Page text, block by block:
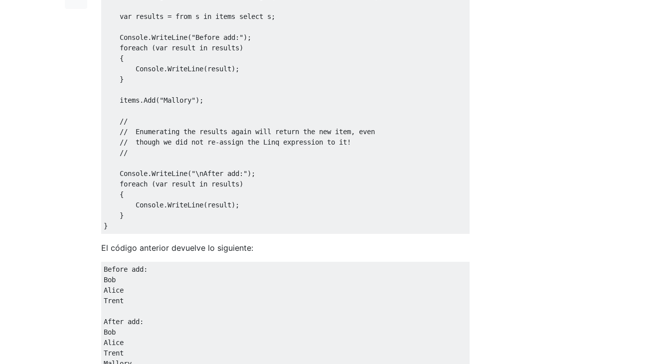
var results = from s in items select s ;
Console.WriteLine( "Before add:");
foreach
(var result in results)
{
Console.WriteLine( result);
}
    items
.Add( "Mallory");
//
//  Enumerating the results again will return the new item, even
//  though we did not re-assign the Linq expression to it!
//
Console.WriteLine( "\nAfter add:");
foreach
(var result in results)
{
Console.WriteLine( result);
}
}
El código anterior devuelve lo siguiente:
Before add:
Bob
Alice
Trent
After add:
Bob
Alice
Trent